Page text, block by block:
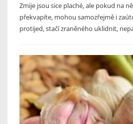
Zmije jsou sice plaché, ale pokud na
překvapíte, mohou samozřejmě i
protijed, stačí zraněného uklidnit,